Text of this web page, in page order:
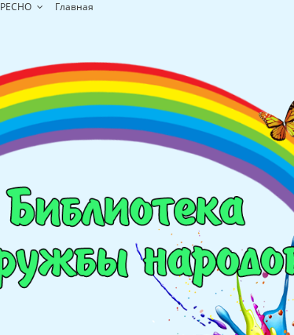
Главная